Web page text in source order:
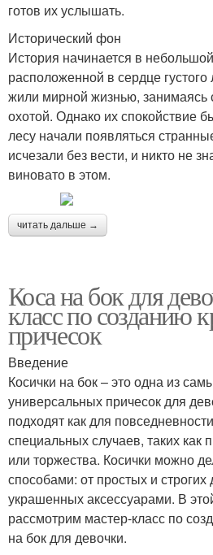
готов их услышать.
Исторический фон
История начинается в
расположенной в сердце
жили мирной жизнью, занимаясь
охотой. Однако их спокойствие
лесу начали появляться
исчезали без вести, и никто не
виновато в этом.
читать дальше →
Коса на бок для
класс по созданию
причесок
Введение
Косички на бок – это одна из
универсальных причесок для
подходят как для
специальных случаев, таких как
или торжества. Косички можно
способами: от простых и
украшенных аксессуарами. В
рассмотрим мастер-класс по
на бок для девочки.